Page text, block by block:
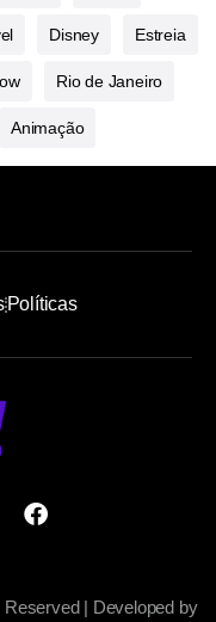
Disney Estreia
Rio de Janeiro
Animação
Políticas
| Developed by